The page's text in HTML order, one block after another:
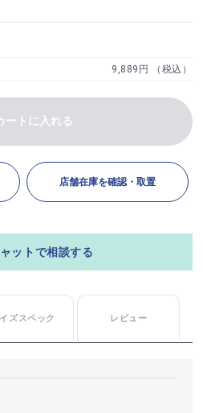
9,889円 （税込）
ートに入れる
店舗在庫を確認・取置
ットで相談する
ズスペック レビュー